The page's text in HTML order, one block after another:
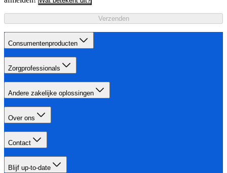
Verzenden
Consumentenproducten
Zorgprofessionals
Andere zakelijke oplossingen
Over ons
Contact
Blijf up-to-date